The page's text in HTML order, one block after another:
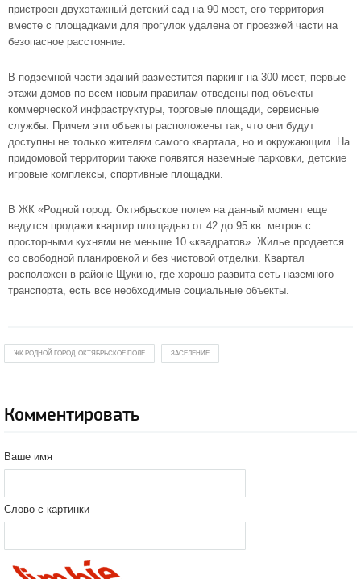
пристроен двухэтажный детский сад на 90 мест, его территория
вместе с площадками для прогулок удалена от проезжей части на
безопасное расстояние.
В подземной части зданий разместится паркинг на 300 мест, первые
этажи домов по всем новым правилам отведены под объекты
коммерческой инфраструктуры, торговые площади, сервисные
службы. Причем эти объекты расположены так, что они будут
доступны не только жителям самого квартала, но и окружающим. На
придомовой территории также появятся наземные парковки, детские
игровые комплексы, спортивные площадки.
В ЖК «Родной город. Октябрьское поле» на данный момент еще
ведутся продажи квартир площадью от 42 до 95 кв. метров с
просторными кухнями не меньше 10 «квадратов». Жилье продается
со свободной планировкой и без чистовой отделки. Квартал
расположен в районе Щукино, где хорошо развита сеть наземного
транспорта, есть все необходимые социальные объекты.
ЖК РОДНОЙ ГОРОД. ОКТЯБРЬСКОЕ ПОЛЕ ЗАСЕЛЕНИЕ
Комментировать
Ваше имя
Слово с картинки